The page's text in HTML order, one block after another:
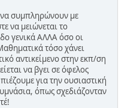
συμπληρώνουν με
να μειώνεται το
γενικά ΑΛΛΑ όσο οι
τόσο χάνει
αντικείμενο στην εκπ/ση
να βγει σε όφελος
για την ουσιαστική
όπως σχεδιάζονταν